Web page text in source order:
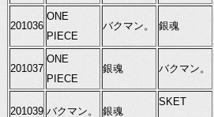
201036
ONE
PIECE
バクマン。 銀魂
201037
ONE
PIECE
銀魂 バクマン。
201039 バクマン。 銀魂
SKET